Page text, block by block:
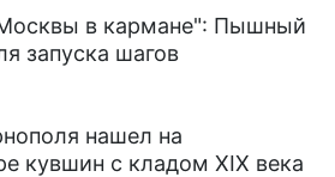
в кармане": Пышный
запуска шагов
нашел на
кувшин с кладом XIX века